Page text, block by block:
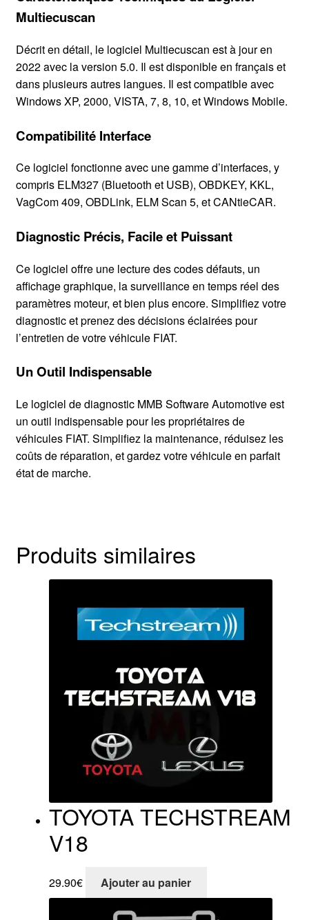
Multiecuscan
Décrit en détail, le logiciel Multiecuscan est à jour en
2022 avec la version 5.0. Il est disponible en français et
dans plusieurs autres langues. Il est compatible avec
Windows XP, 2000, VISTA, 7, 8, 10, et Windows Mobile.
Compatibilité Interface
Ce logiciel fonctionne avec une gamme d’interfaces, y
compris ELM327 (Bluetooth et USB), OBDKEY, KKL,
VagCom 409, OBDLink, ELM Scan 5, et CANtieCAR.
Diagnostic Précis, Facile et Puissant
Ce logiciel offre une lecture des codes défauts, un
affichage graphique, la surveillance en temps réel des
paramètres moteur, et bien plus encore. Simplifiez votre
diagnostic et prenez des décisions éclairées pour
l’entretien de votre véhicule FIAT.
Un Outil Indispensable
Le logiciel de diagnostic MMB Software Automotive est
un outil indispensable pour les propriétaires de
véhicules FIAT. Simplifiez la maintenance, réduisez les
coûts de réparation, et gardez votre véhicule en parfait
état de marche.
Produits similaires
TOYOTA TECHSTREAM
V18
29.90€ Ajouter au panier